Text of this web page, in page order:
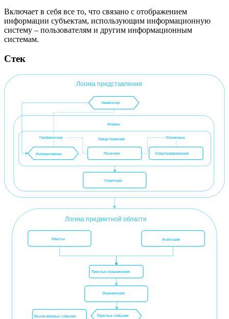
Включает в себя все то, что связано с отображением
информации субъектам, использующим информационную
систему – пользователям и другим информационным
системам.
Стек
Логика представления
Навигатор
Формы
Интерактивное
Представления
Печатное Структурированное
Графические Статичные
Структура
Логика предметной области
Классы Агрегации
Простые ограничения
Ограничения
Простые события
Вычисляемые события